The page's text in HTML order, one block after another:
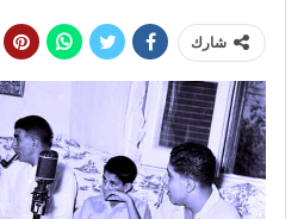
شارك